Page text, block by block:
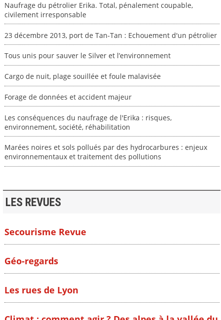
Naufrage du pétrolier Erika. Total, pénalement coupable,
civilement irresponsable
23 décembre 2013, port de Tan-Tan : Echouement d'un pétrolier
Tous unis pour sauver le Silver et l’environnement
Cargo de nuit, plage souillée et foule malavisée
Forage de données et accident majeur
Les conséquences du naufrage de l'Erika : risques,
environnement, société, réhabilitation
Marées noires et sols pollués par des hydrocarbures : enjeux
environnementaux et traitement des pollutions
LES REVUES
Secourisme Revue
Géo-regards
Les rues de Lyon